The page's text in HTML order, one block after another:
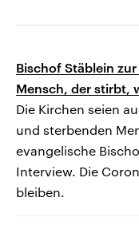
Bischof Stäblein
Mensch, der stirbt,
Die Kirchen seien
und sterbenden
evangelische
Interview. Die
bleiben.